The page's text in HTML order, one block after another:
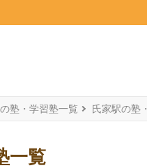
塾・学習塾一覧 氏家駅の塾
一覧